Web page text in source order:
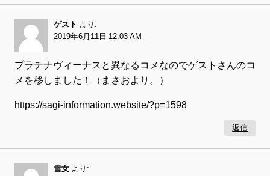
ゲスト より:
2019年6月11日 12:03 AM
プラチナヴィーナスと異なるコメなのでゲストさんのコ
メを移しました！（まさおより。）
https://sagi-information.website/?p=1598
返信
雪女 より: